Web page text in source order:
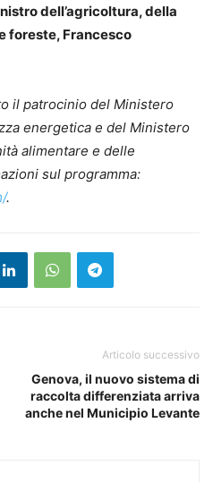
dell’agricoltura, della
foreste, Francesco
il patrocinio del Ministero
energetica e del Ministero
alimentare e delle
sul programma:
.
Articolo successivo
Genova, il nuovo sistema di
raccolta differenziata arriva
anche nel Municipio Levante